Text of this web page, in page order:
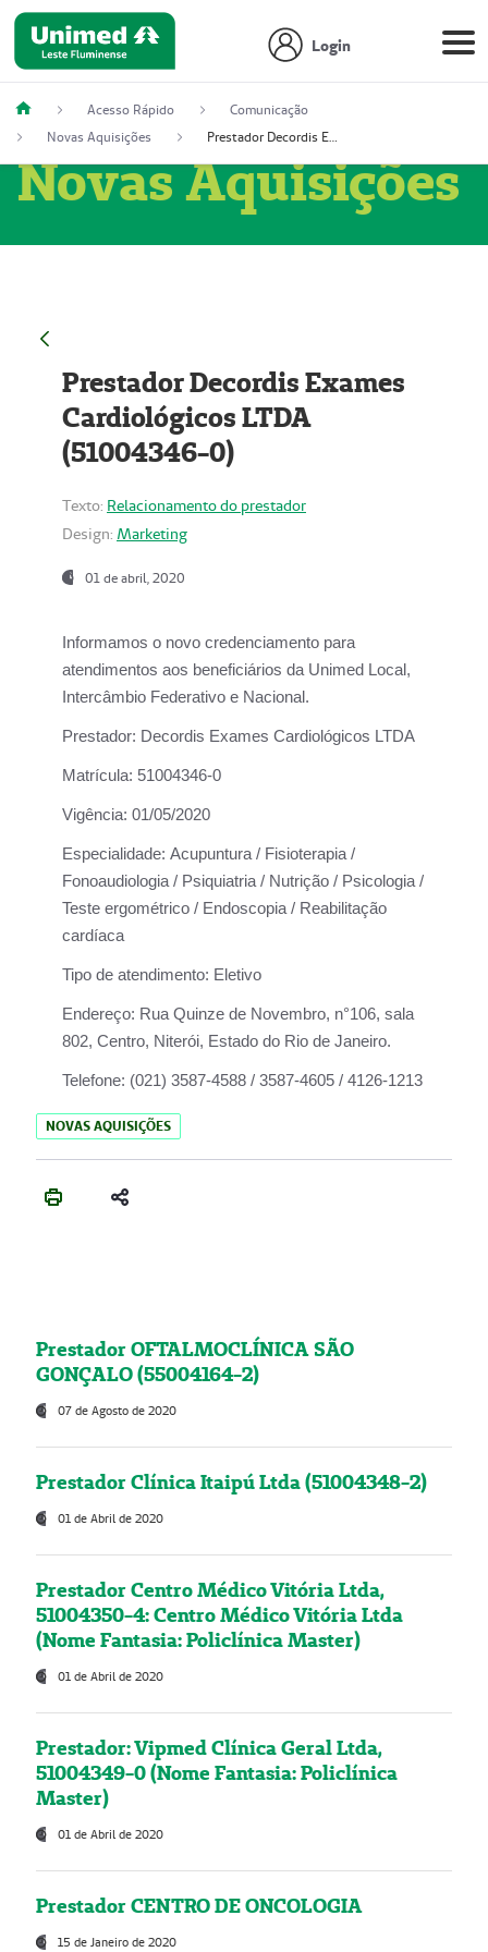
Login
Acesso Rápido
Comunicação
Novas Aquisições
Prestador Decordis Exames Cardiológicos LTDA (51004346-0)
Novas Aquisições
Prestador Decordis Exames
Cardiológicos LTDA
(51004346-0)
Texto: Relacionamento do prestador
Design: Marketing
01 de abril, 2020
Informamos o novo credenciamento para
atendimentos aos beneficiários da Unimed Local,
Intercâmbio Federativo e Nacional.
Prestador: Decordis Exames Cardiológicos LTDA
Matrícula: 51004346-0
Vigência: 01/05/2020
Especialidade: Acupuntura / Fisioterapia /
Fonoaudiologia / Psiquiatria / Nutrição / Psicologia /
Teste ergométrico / Endoscopia / Reabilitação
cardíaca
Tipo de atendimento: Eletivo
Endereço: Rua Quinze de Novembro, n°106, sala
802, Centro, Niterói, Estado do Rio de Janeiro.
Telefone: (021) 3587-4588 / 3587-4605 / 4126-1213
NOVAS AQUISIÇÕES
Prestador OFTALMOCLÍNICA SÃO
GONÇALO (55004164-2)
07 de Agosto de 2020
Prestador Clínica Itaipú Ltda (51004348-2)
01 de Abril de 2020
Prestador Centro Médico Vitória Ltda,
51004350-4: Centro Médico Vitória Ltda
(Nome Fantasia: Policlínica Master)
01 de Abril de 2020
Prestador: Vipmed Clínica Geral Ltda,
51004349-0 (Nome Fantasia: Policlínica
Master)
01 de Abril de 2020
Prestador CENTRO DE ONCOLOGIA
15 de Janeiro de 2020